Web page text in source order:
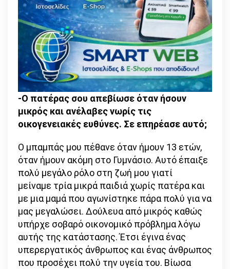
-Ο πατέρας σου απεβίωσε όταν ήσουν
μικρός και ανέλαβες νωρίς τις
οικογενειακές ευθύνες. Σε επηρέασε αυτό;
Ο μπαμπάς μου πέθανε όταν ήμουν 13 ετών,
όταν ήμουν ακόμη στο Γυμνάσιο. Αυτό έπαιξε
πολύ μεγάλο ρόλο στη ζωή μου γιατί
μείναμε τρία μικρά παιδιά χωρίς πατέρα και
με μια μαμά που αγωνίστηκε πάρα πολύ για να
μας μεγαλώσει. Δούλευα από μικρός καθώς
υπήρχε σοβαρό οικονομικό πρόβλημα λόγω
αυτής της κατάστασης. Έτσι έγινα ένας
υπερεργατικός άνθρωπος και ένας άνθρωπος
που προσέχει πολύ την υγεία του. Βίωσα